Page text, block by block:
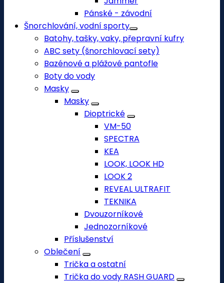
Pánské - závodní
Šnorchlování, vodní sporty
Batohy, tašky, vaky, přepravní kufry
ABC sety (šnorchlovací sety)
Bazénové a plážové pantofle
Boty do vody
Masky
Masky
Dioptrické
VM-50
SPECTRA
KEA
LOOK, LOOK HD
LOOK 2
REVEAL ULTRAFIT
TEKNIKA
Dvouzorníkové
Jednozorníkové
Příslušenství
Oblečení
Trička a ostatní
Trička do vody RASH GUARD